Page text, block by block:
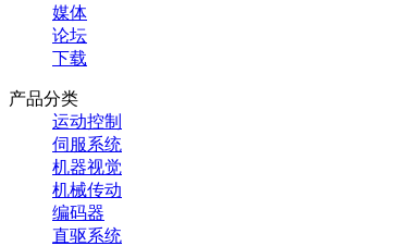
媒体
论坛
下载
产品分类
运动控制
伺服系统
机器视觉
机械传动
编码器
直驱系统